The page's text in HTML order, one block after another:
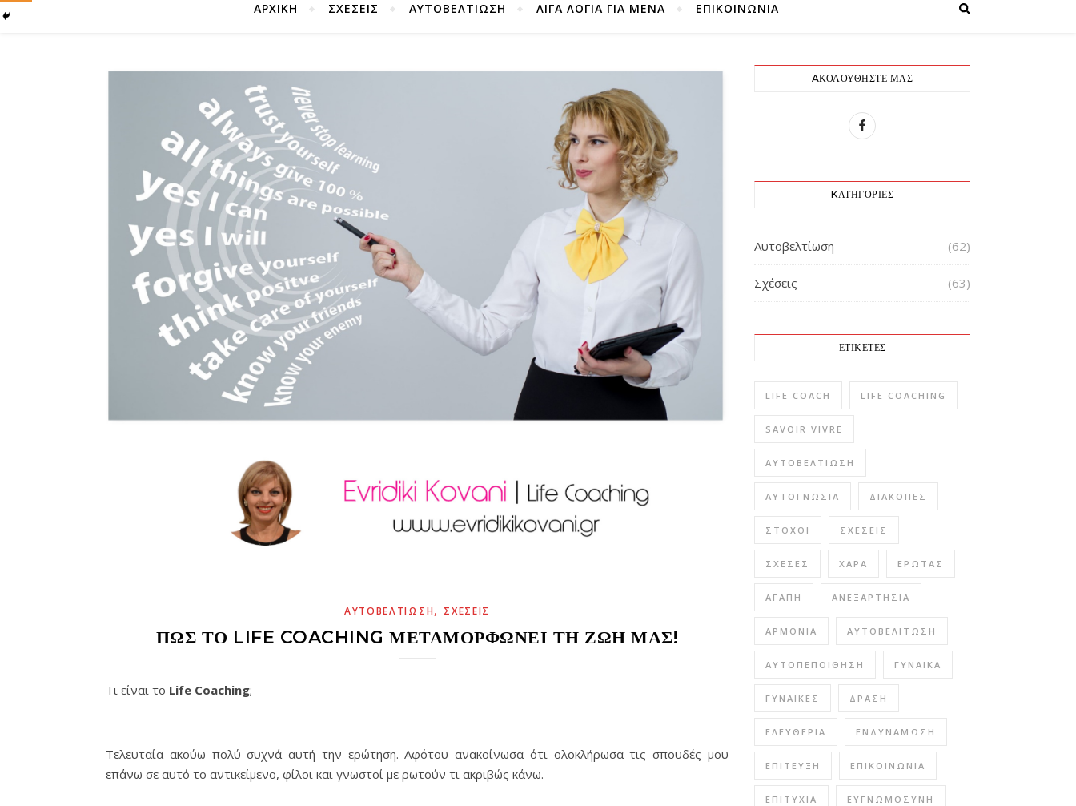
ΑΡΧΙΚΗ ΣΧΈΣΕΙΣ ΑΥΤΟΒΕΛΤΊΩΣΗ ΛΙΓΑ ΛΟΓΙΑ ΓΙΑ ΜΕΝΑ ΕΠΙΚΟΙΝΩΝΙΑ
ΑΥΤΟΒΕΛΤΊΩΣΗ, ΣΧΈΣΕΙΣ
ΠΏΣ ΤΟ LIFE COACHING ΜΕΤΑΜΟΡΦΏΝΕΙ ΤΗ ΖΩΉ ΜΑΣ!
Τι είναι το Life Coaching;
Τελευταία ακούω πολύ συχνά αυτή την ερώτηση. Αφότου ανακοίνωσα ότι ολοκλήρωσα τις σπουδές μου
επάνω σε αυτό το αντικείμενο, φίλοι και γνωστοί με ρωτούν τι ακριβώς κάνω.
AΚΟΛΟΥΘΉΣΤΕ ΜΑΣ
KΑΤΗΓΟΡΊΕΣ
Αυτοβελτίωση (62)
Σχέσεις (63)
ΕΤΙΚΈΤΕΣ
LIFE COACH LIFE COACHING
SAVOIR VIVRE
ΑΥΤΟΒΕΛΤΊΩΣΗ
ΑΥΤΟΓΝΩΣΊΑ ΔΙΑΚΟΠΈΣ
ΣΤΌΧΟΙ ΣΧΈΣΕΙΣ
ΣΧΈΣΕΣ ΧΑΡΆ ΈΡΩΤΑΣ
ΑΓΆΠΗ ΑΝΕΞΑΡΤΗΣΊΑ
ΑΡΜΟΝΊΑ ΑΥΤΟΒΕΛΊΤΩΣΗ
ΑΥΤΟΠΕΠΟΊΘΗΣΗ ΓΥΝΑΊΚΑ
ΓΥΝΑΊΚΕΣ ΔΡΆΣΗ
ΕΛΕΥΘΕΡΊΑ ΕΝΔΥΝΆΜΩΣΗ
ΕΠΊΤΕΥΞΗ ΕΠΙΚΟΙΝΩΝΊΑ
ΕΠΙΤΥΧΊΑ ΕΥΓΝΩΜΟΣΎΝΗ